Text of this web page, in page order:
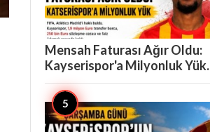
Mensah Faturası Ağır Oldu:
Kayserispor'a Milyonluk Yük.